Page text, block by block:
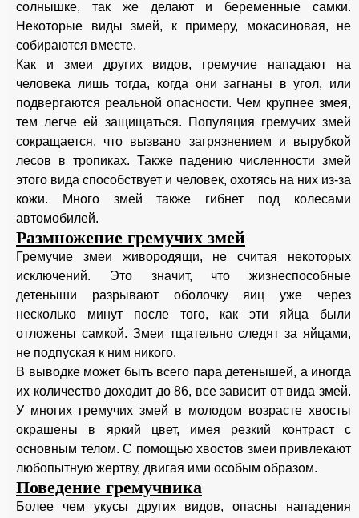
солнышке, так же делают и беременные самки.
Некоторые виды змей, к примеру, мокасиновая, не
собираются вместе.
Как и змеи других видов, гремучие нападают на
человека лишь тогда, когда они загнаны в угол, или
подвергаются реальной опасности. Чем крупнее змея,
тем легче ей защищаться. Популяция гремучих змей
сокращается, что вызвано загрязнением и вырубкой
лесов в тропиках. Также падению численности змей
этого вида способствует и человек, охотясь на них из-за
кожи. Много змей также гибнет под колесами
автомобилей.
Размножение гремучих змей
Гремучие змеи живородящи, не считая некоторых
исключений. Это значит, что жизнеспособные
детеныши разрывают оболочку яиц уже через
несколько минут после того, как эти яйца были
отложены самкой. Змеи тщательно следят за яйцами,
не подпуская к ним никого.
В выводке может быть всего пара детенышей, а иногда
их количество доходит до 86, все зависит от вида змей.
У многих гремучих змей в молодом возрасте хвосты
окрашены в яркий цвет, имея резкий контраст с
основным телом. С помощью хвостов змеи привлекают
любопытную жертву, двигая ими особым образом.
Поведение гремучника
Более чем укусы других видов, опасны нападения